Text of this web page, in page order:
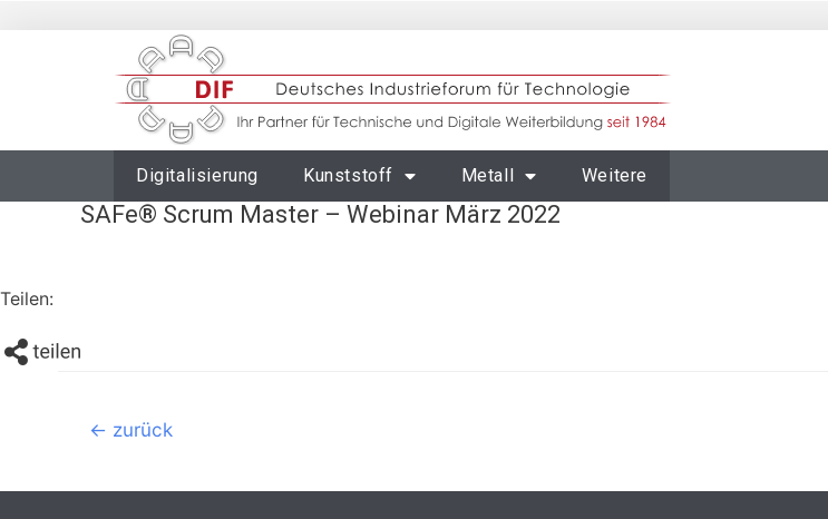
Digitalisierung Kunststoff Metall Weitere
SAFe® Scrum Master – Webinar März 2022
Teilen:
← zurück